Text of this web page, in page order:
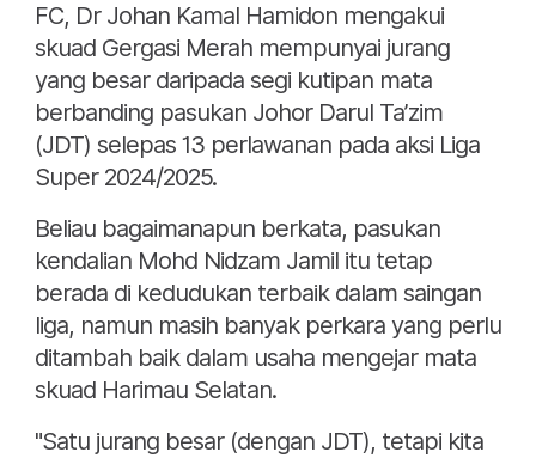
FC, Dr Johan Kamal Hamidon mengakui
skuad Gergasi Merah mempunyai jurang
yang besar daripada segi kutipan mata
berbanding pasukan Johor Darul Ta’zim
(JDT) selepas 13 perlawanan pada aksi Liga
Super 2024/2025.
Beliau bagaimanapun berkata, pasukan
kendalian Mohd Nidzam Jamil itu tetap
berada di kedudukan terbaik dalam saingan
liga, namun masih banyak perkara yang perlu
ditambah baik dalam usaha mengejar mata
skuad Harimau Selatan.
"Satu jurang besar (dengan JDT), tetapi kita